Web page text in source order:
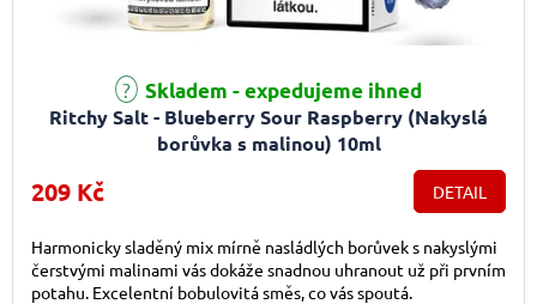
Ritchy Salt - Blueberry Sour Raspberry (Nakyslá
borůvka s malinou) 10ml
Skladem - expedujeme ihned
209 Kč DETAIL
Harmonicky sladěný mix mírně nasládlých borůvek s nakyslými
čerstvými malinami vás dokáže snadnou uhranout už při prvním
potahu. Excelentní bobulovitá směs, co vás spoutá.